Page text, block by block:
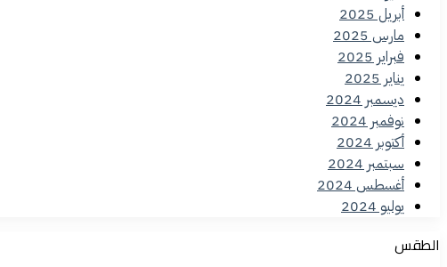
أبريل 2025
مارس 2025
فبراير 2025
يناير 2025
ديسمبر 2024
نوفمبر 2024
أكتوبر 2024
سبتمبر 2024
أغسطس 2024
يوليو 2024
الطقس